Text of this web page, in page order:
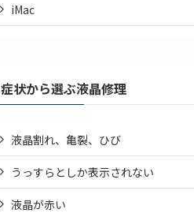
iMac
症状から選ぶ液晶修理
液晶割れ、亀裂、ひび
うっすらとしか表示されない
液晶が赤い